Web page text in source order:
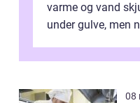
varme og vand
under gulve, men
08